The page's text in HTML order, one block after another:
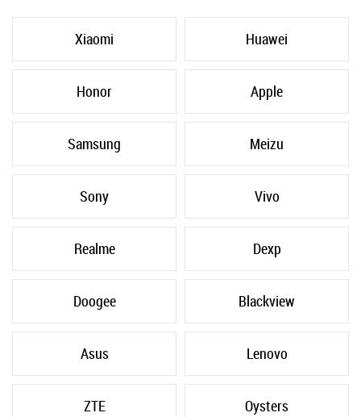
Xiaomi Huawei
Honor Apple
Samsung Meizu
Sony Vivo
Realme Dexp
Doogee Blackview
Asus Lenovo
ZTE Oysters